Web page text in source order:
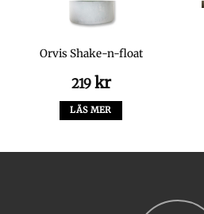
Orvis Shake-n-float
219 kr
LÄS MER